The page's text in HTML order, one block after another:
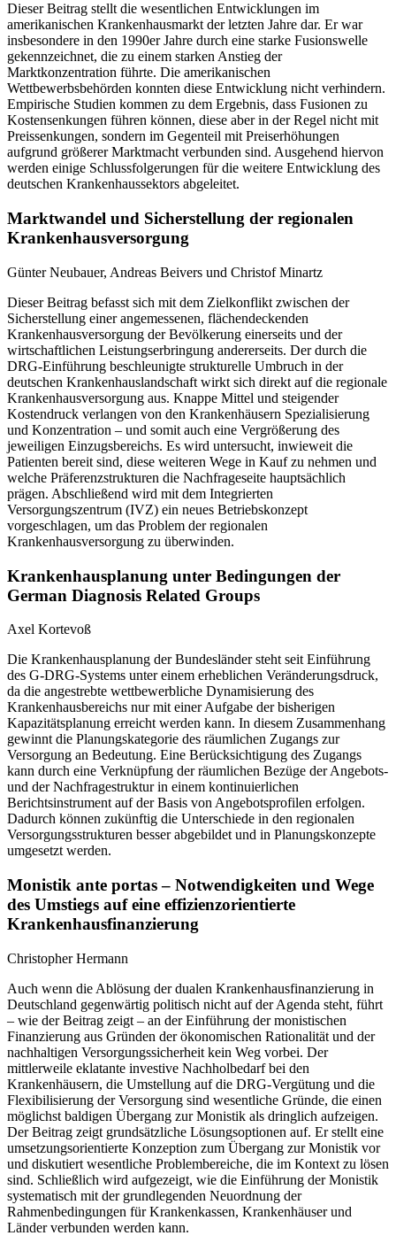
Dieser Beitrag stellt die wesentlichen Entwicklungen im
amerikanischen Krankenhausmarkt der letzten Jahre dar. Er war
insbesondere in den 1990er Jahre durch eine starke Fusionswelle
gekennzeichnet, die zu einem starken Anstieg der
Marktkonzentration führte. Die amerikanischen
Wettbewerbsbehörden konnten diese Entwicklung nicht verhindern.
Empirische Studien kommen zu dem Ergebnis, dass Fusionen zu
Kostensenkungen führen können, diese aber in der Regel nicht mit
Preissenkungen, sondern im Gegenteil mit Preiserhöhungen
aufgrund größerer Marktmacht verbunden sind. Ausgehend hiervon
werden einige Schlussfolgerungen für die weitere Entwicklung des
deutschen Krankenhaussektors abgeleitet.
Marktwandel und Sicherstellung der regionalen
Krankenhausversorgung
Günter Neubauer, Andreas Beivers und Christof Minartz
Dieser Beitrag befasst sich mit dem Zielkonflikt zwischen der
Sicherstellung einer angemessenen, flächendeckenden
Krankenhausversorgung der Bevölkerung einerseits und der
wirtschaftlichen Leistungserbringung andererseits. Der durch die
DRG-Einführung beschleunigte strukturelle Umbruch in der
deutschen Krankenhauslandschaft wirkt sich direkt auf die regionale
Krankenhausversorgung aus. Knappe Mittel und steigender
Kostendruck verlangen von den Krankenhäusern Spezialisierung
und Konzentration – und somit auch eine Vergrößerung des
jeweiligen Einzugsbereichs. Es wird untersucht, inwieweit die
Patienten bereit sind, diese weiteren Wege in Kauf zu nehmen und
welche Präferenzstrukturen die Nachfrageseite hauptsächlich
prägen. Abschließend wird mit dem Integrierten
Versorgungszentrum (IVZ) ein neues Betriebskonzept
vorgeschlagen, um das Problem der regionalen
Krankenhausversorgung zu überwinden.
Krankenhausplanung unter Bedingungen der
German Diagnosis Related Groups
Axel Kortevoß
Die Krankenhausplanung der Bundesländer steht seit Einführung
des G-DRG-Systems unter einem erheblichen Veränderungsdruck,
da die angestrebte wettbewerbliche Dynamisierung des
Krankenhausbereichs nur mit einer Aufgabe der bisherigen
Kapazitätsplanung erreicht werden kann. In diesem Zusammenhang
gewinnt die Planungskategorie des räumlichen Zugangs zur
Versorgung an Bedeutung. Eine Berücksichtigung des Zugangs
kann durch eine Verknüpfung der räumlichen Bezüge der Angebots-
und der Nachfragestruktur in einem kontinuierlichen
Berichtsinstrument auf der Basis von Angebotsprofilen erfolgen.
Dadurch können zukünftig die Unterschiede in den regionalen
Versorgungsstrukturen besser abgebildet und in Planungskonzepte
umgesetzt werden.
Monistik ante portas – Notwendigkeiten und Wege
des Umstiegs auf eine effizienzorientierte
Krankenhausfinanzierung
Christopher Hermann
Auch wenn die Ablösung der dualen Krankenhausfinanzierung in
Deutschland gegenwärtig politisch nicht auf der Agenda steht, führt
– wie der Beitrag zeigt – an der Einführung der monistischen
Finanzierung aus Gründen der ökonomischen Rationalität und der
nachhaltigen Versorgungssicherheit kein Weg vorbei. Der
mittlerweile eklatante investive Nachholbedarf bei den
Krankenhäusern, die Umstellung auf die DRG-Vergütung und die
Flexibilisierung der Versorgung sind wesentliche Gründe, die einen
möglichst baldigen Übergang zur Monistik als dringlich aufzeigen.
Der Beitrag zeigt grundsätzliche Lösungsoptionen auf. Er stellt eine
umsetzungsorientierte Konzeption zum Übergang zur Monistik vor
und diskutiert wesentliche Problembereiche, die im Kontext zu lösen
sind. Schließlich wird aufgezeigt, wie die Einführung der Monistik
systematisch mit der grundlegenden Neuordnung der
Rahmenbedingungen für Krankenkassen, Krankenhäuser und
Länder verbunden werden kann.